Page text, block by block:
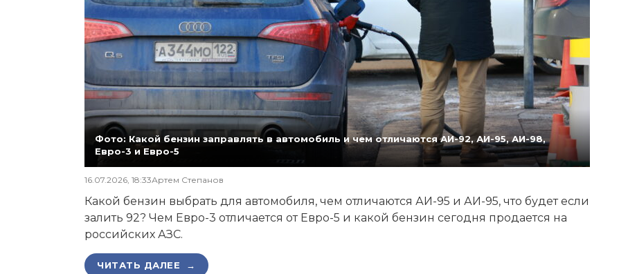
Фото: Какой бензин заправлять в автомобиль и чем отличаются АИ-92, АИ-95, АИ-98,
Евро-3 и Евро-5
16.07.2026, 18:33Артем Степанов
Какой бензин выбрать для автомобиля, чем отличаются АИ-95 и АИ-95, что будет если
залить 92? Чем Евро-3 отличается от Евро-5 и какой бензин сегодня продается на
российских АЗС.
ЧИТАТЬ ДАЛЕЕ →